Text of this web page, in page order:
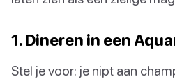
1. Dineren in een
Stel je voor: je nipt aan